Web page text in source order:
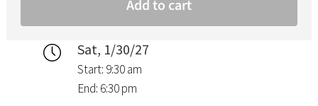
Sat, 1/30/27
Start: 9:30 am
End: 6:30 pm